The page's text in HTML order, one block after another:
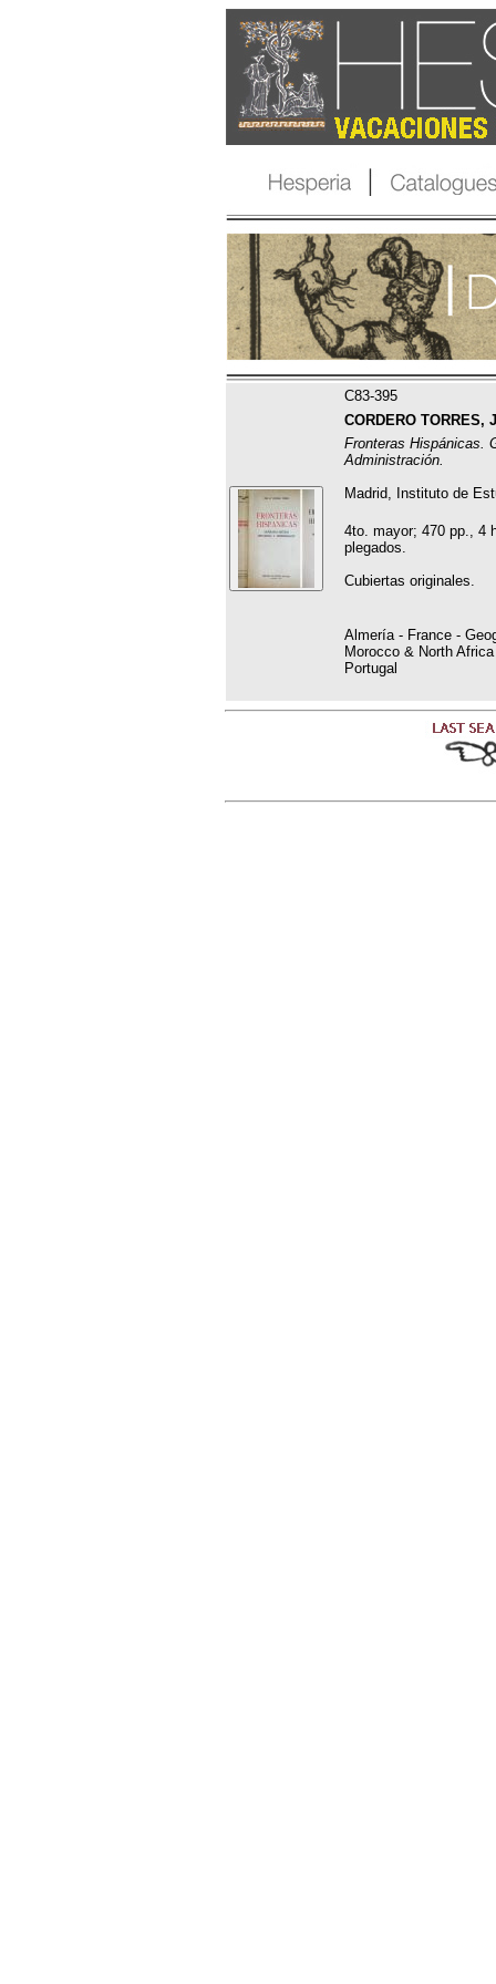
C83-395
CORDERO TORRES,
Fronteras Hispánicas.
Administración.
Madrid, Instituto de
4to. mayor; 470 pp., 4
plegados.
Cubiertas originales.
Almería - France -
Morocco & North
Portugal